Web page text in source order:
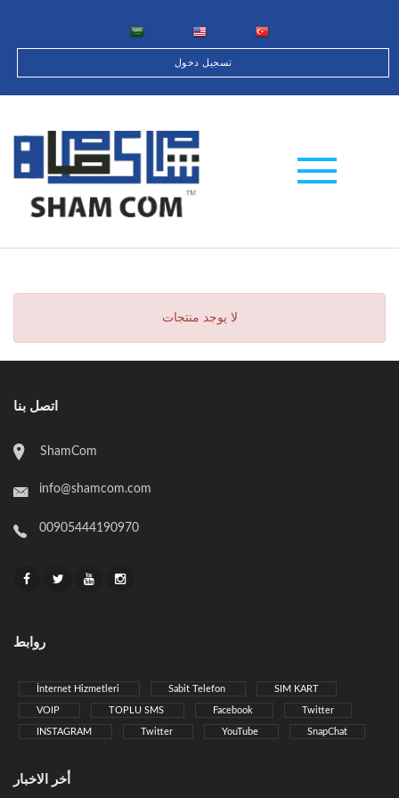
تسجيل دخول
لا يوجد منتجات
اتصل بنا
ShamCom
info@shamcom.com
00905444190970
روابط
İnternet Hizmetleri Sabit Telefon SIM KART
VOIP TOPLU SMS Facebook Twitter
INSTAGRAM Twitter YouTube SnapChat
أخر الاخبار